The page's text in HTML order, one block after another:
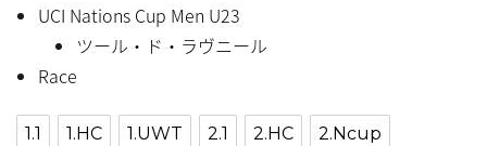
UCI Nations Cup Men U23
ツール・ド・ラヴニール
Race
1.1 1.HC 1.UWT 2.1 2.HC 2.Ncup